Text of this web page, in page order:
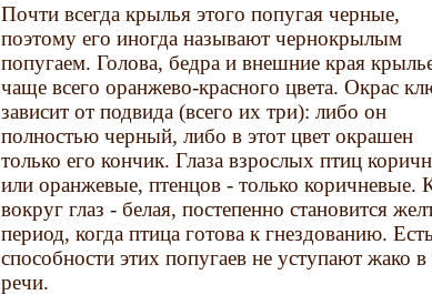
Почти всегда крылья этого попугая черные,
поэтому его иногда называют чернокрылым
попугаем. Голова, бедра и внешние края
чаще всего оранжево-красного цвета. Окрас
зависит от подвида (всего их три): либо он
полностью черный, либо в этот цвет окрашен
только его кончик. Глаза взрослых птиц
или оранжевые, птенцов - только коричневые.
вокруг глаз - белая, постепенно становится
период, когда птица готова к гнездованию.
способности этих попугаев не уступают жако
речи.